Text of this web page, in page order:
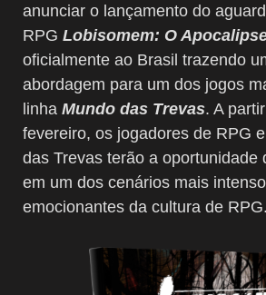
anunciar o lançamento do
RPG Lobisomem: O
oficialmente ao Brasil trazendo
abordagem para um dos jogos
linha Mundo das Trevas. A
fevereiro, os jogadores de RPG
das Trevas terão a oportunidade
em um dos cenários mais
emocionantes da cultura de RPG.